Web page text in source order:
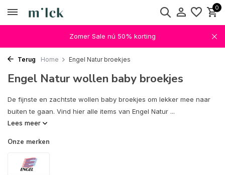
0
Zomer Sale nú 50% korting
Terug Home Engel Natur broekjes
Engel Natur wollen baby broekjes
De fijnste en zachtste wollen baby broekjes om lekker mee naar
buiten te gaan. Vind hier alle items van Engel Natur ...
Lees meer
Onze merken